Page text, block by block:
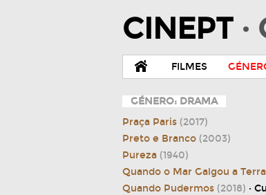
CINEPT
FILMES
GÉNERO: DRAMA
Praça Paris (2017)
Preto e Branco (2003)
Pureza (1940)
Quando o Mar Galgou a Terra
Quando Pudermos (2018) ·